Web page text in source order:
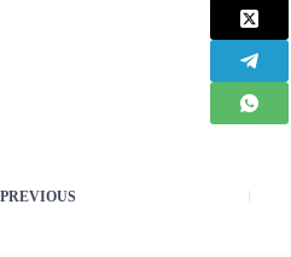
PREVIOUS